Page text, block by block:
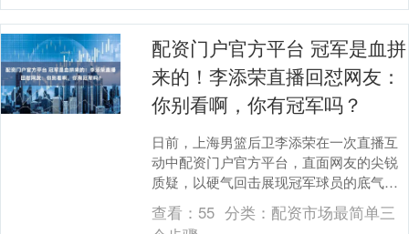
配资门户官方平台 冠军是血拼
来的！李添荣直播回怼网友：
你别看啊，你有冠军吗？
日前，上海男篮后卫李添荣在一次直播互
动中配资门户官方平台，直面网友的尖锐
质疑，以硬气回击展现冠军球员的底气。
面对弹幕中对球队总冠军成色的讥讽，李
添荣毫不避讳，....
查看： 55 分类： 配资市场最简单三